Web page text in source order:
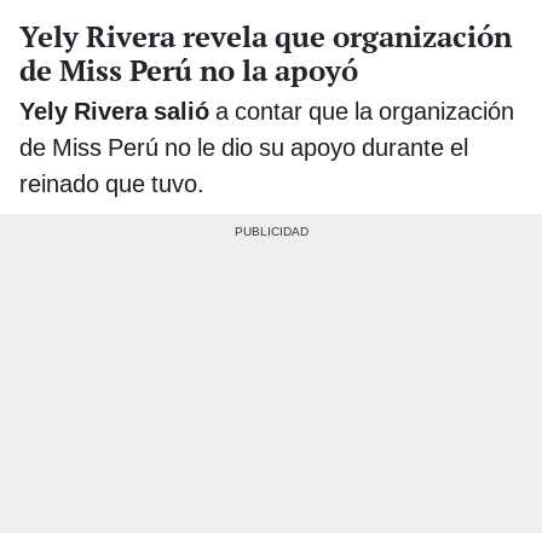
Yely Rivera revela que organización
de Miss Perú no la apoyó
Yely Rivera salió a contar que la organización
de Miss Perú no le dio su apoyo durante el
reinado que tuvo.